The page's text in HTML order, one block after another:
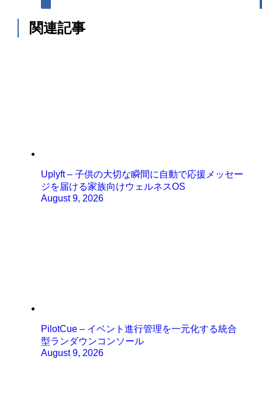
関連記事
Uplyft – 子供の大切な瞬間に自動で応援メッセー
ジを届ける家族向けウェルネスOS
August 9, 2026
PilotCue – イベント進行管理を一元化する統合
型ランダウンコンソール
August 9, 2026